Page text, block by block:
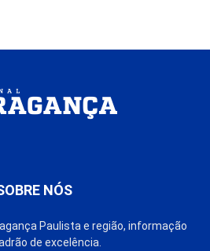
NÓS
Paulista e região, informação
de excelência.